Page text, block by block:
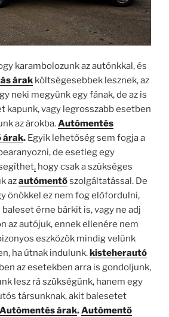
karambolozunk az autónkkal, és
árakköltségesebbek lesznek, az
neki megyünk egy fának, de az is
kapunk, vagy legrosszabb esetben
az árokba.Autómentés
árak. Egyik lehetőség sem fogja a
de esetleg egy
, hogy csak a szükséges
azautómentőszolgáltatással. De
önökkel ez nem fog előfordulni,
érne bárkit is, vagy ne adj
az autójuk, ennek ellenére nem
eszközök mindig velünk
ha útnak indulunk.kisteherautó
az esetekben arra is gondoljunk,
lesz rá szükségünk, hanem egy
társunknak, akit balesetet
Autómentés árak.Autómentő